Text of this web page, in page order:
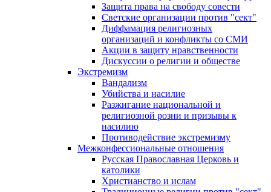
Защита права на свободу совести
Светские организации против "сект"
Диффамация религиозных
организаций и конфликты со СМИ
Акции в защиту нравственности
Дискуссии о религии и обществе
Экстремизм
Вандализм
Убийства и насилие
Разжигание национальной и
религиозной розни и призывы к
насилию
Противодействие экстремизму
Межконфессиональные отношения
Русская Православная Церковь и
католики
Христианство и ислам